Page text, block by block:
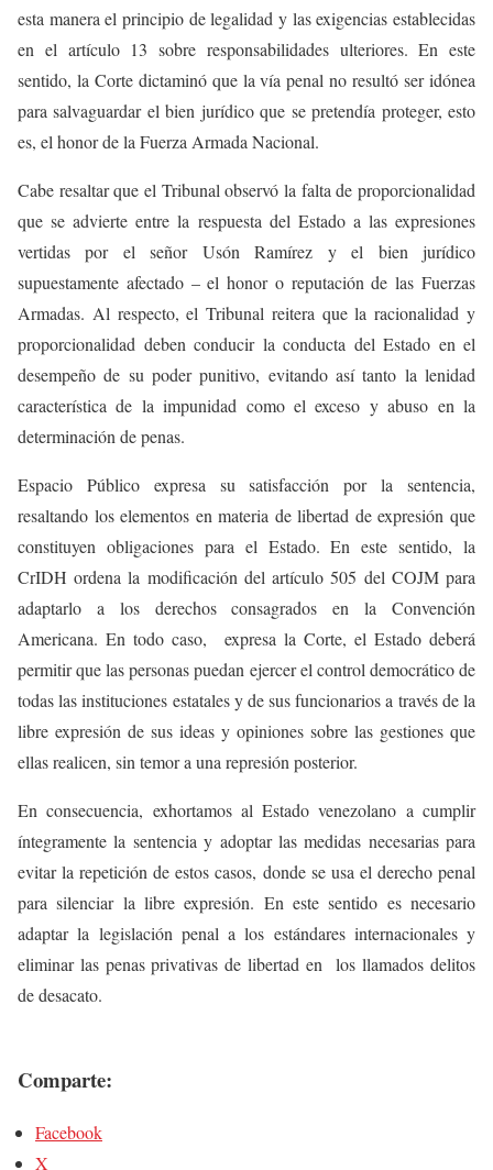
esta manera el principio de legalidad y las exigencias establecidas
en el artículo 13 sobre responsabilidades ulteriores. En este
sentido, la Corte dictaminó que la vía penal no resultó ser idónea
para salvaguardar el bien jurídico que se pretendía proteger, esto
es, el honor de la Fuerza Armada Nacional.
Cabe resaltar que el Tribunal observó la falta de proporcionalidad
que se advierte entre la respuesta del Estado a las expresiones
vertidas por el señor Usón Ramírez y el bien jurídico
supuestamente afectado – el honor o reputación de las Fuerzas
Armadas. Al respecto, el Tribunal reitera que la racionalidad y
proporcionalidad deben conducir la conducta del Estado en el
desempeño de su poder punitivo, evitando así tanto la lenidad
característica de la impunidad como el exceso y abuso en la
determinación de penas.
Espacio Público expresa su satisfacción por la sentencia,
resaltando los elementos en materia de libertad de expresión que
constituyen obligaciones para el Estado. En este sentido, la
CrIDH ordena la modificación del artículo 505 del COJM para
adaptarlo a los derechos consagrados en la Convención
Americana. En todo caso, expresa la Corte, el Estado deberá
permitir que las personas puedan ejercer el control democrático de
todas las instituciones estatales y de sus funcionarios a través de la
libre expresión de sus ideas y opiniones sobre las gestiones que
ellas realicen, sin temor a una represión posterior.
En consecuencia, exhortamos al Estado venezolano a cumplir
íntegramente la sentencia y adoptar las medidas necesarias para
evitar la repetición de estos casos, donde se usa el derecho penal
para silenciar la libre expresión. En este sentido es necesario
adaptar la legislación penal a los estándares internacionales y
eliminar las penas privativas de libertad en los llamados delitos
de desacato.
Comparte:
Facebook
X